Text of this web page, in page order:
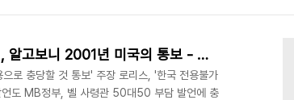
'미군기지이전비용 SMA전용' 미국측 근거, 알고보니 2001년 미국의 통보 - 로리스'한미동맹최악맞는다'경고도
로 충당할 것 통보' 주장 로리스, '한국 전용불가
도 MB정부, 벨 사령관 50대50 부담 발언에 충